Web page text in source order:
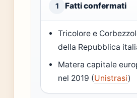
1 Fatti confermati
Tricolore e
della Repubblica
Matera capitale
nel 2019 (Unistrasi)